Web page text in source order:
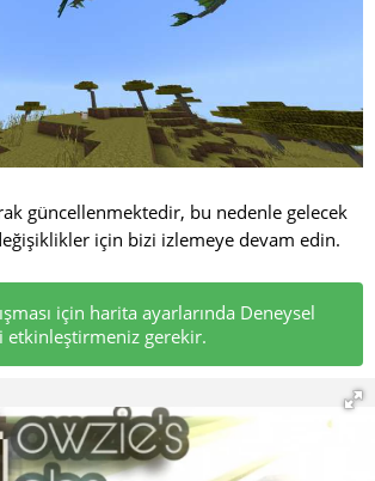
güncellenmektedir, bu nedenle gelecek
için bizi izlemeye devam edin.
için harita ayarlarında Deneysel
etkinleştirmeniz gerekir.